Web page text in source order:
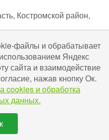
Костромской район,
лес.
сфере туристской
Uru-ru.ru
файлы и обрабатывает
Яндекс
сайта и взаимодействие
нажав кнопку Ок.
cookies и обработка
данных.